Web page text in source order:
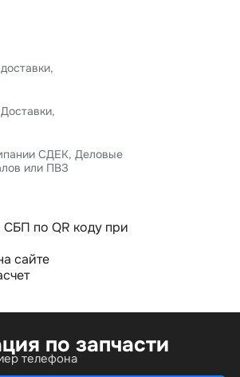
СДЕК, Деловые
или ПВЗ
по QR коду при
сайте
по запчасти
телефона